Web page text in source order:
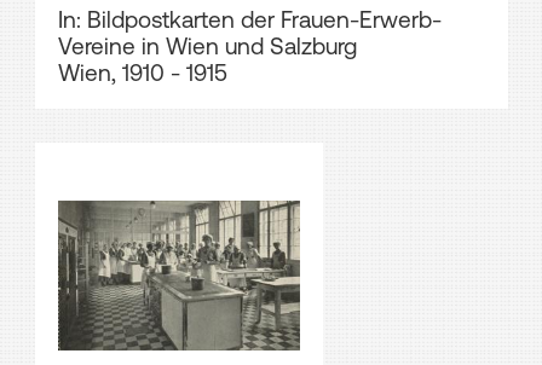
In: Bildpostkarten der Frauen-Erwerb-
Vereine in Wien und Salzburg
Wien, 1910 - 1915